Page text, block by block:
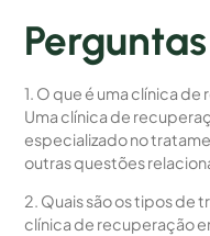
1. O que é uma clínica
Uma clínica de
especializado no
outras questões
2. Quais são os tipos de
clínica de recuperação